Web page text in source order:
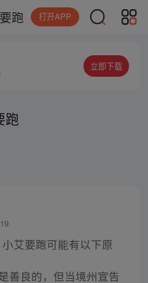
跑 打开APP
立即下载
跑
艾要跑可能有以下原
善良的，但当境州宣告